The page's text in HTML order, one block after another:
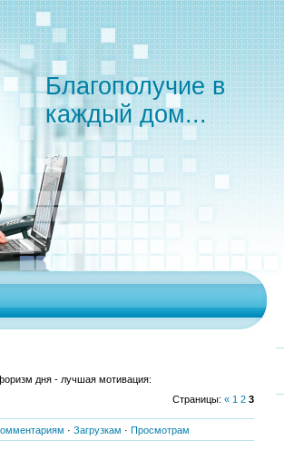
Благополучие в
каждый дом...
дня - лучшая мотивация:
Страницы: « 1 2 3
· Загрузкам · Просмотрам